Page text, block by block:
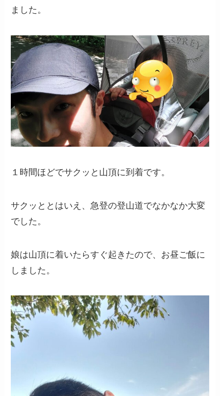
ました。
１時間ほどでサクッと山頂に到着です。
サクッととはいえ、急登の登山道でなかなか大変
でした。
娘は山頂に着いたらすぐ起きたので、お昼ご飯に
しました。